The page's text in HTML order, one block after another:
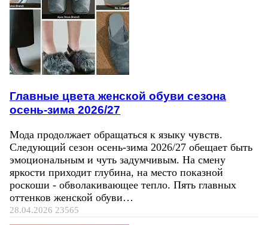
Главные цвета женской обуви сезона
осень-зима 2026/27
Мода продолжает обращаться к языку чувств.
Следующий сезон осень-зима 2026/27 обещает быть
эмоциональным и чуть задумчивым. На смену
яркости приходит глубина, на место показной
роскоши - обволакивающее тепло. Пять главных
оттенков женской обуви…
28.04.2026 23565